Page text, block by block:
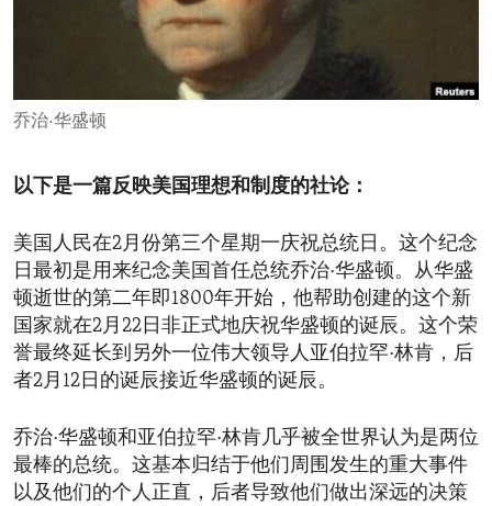
ECONOMY AND TRADE
ENVIRONMENT AND HEALTH
IDEALS AND INSTITUTIONS
乔治·华盛顿
以下是一篇反映美国理想和制度的社论：
美国人民在2月份第三个星期一庆祝总统日。这个纪念
日最初是用来纪念美国首任总统乔治·华盛顿。从华盛
顿逝世的第二年即1800年开始，他帮助创建的这个新
国家就在2月22日非正式地庆祝华盛顿的诞辰。这个荣
誉最终延长到另外一位伟大领导人亚伯拉罕·林肯，后
者2月12日的诞辰接近华盛顿的诞辰。
乔治·华盛顿和亚伯拉罕·林肯几乎被全世界认为是两位
最棒的总统。这基本归结于他们周围发生的重大事件
以及他们的个人正直，后者导致他们做出深远的决策